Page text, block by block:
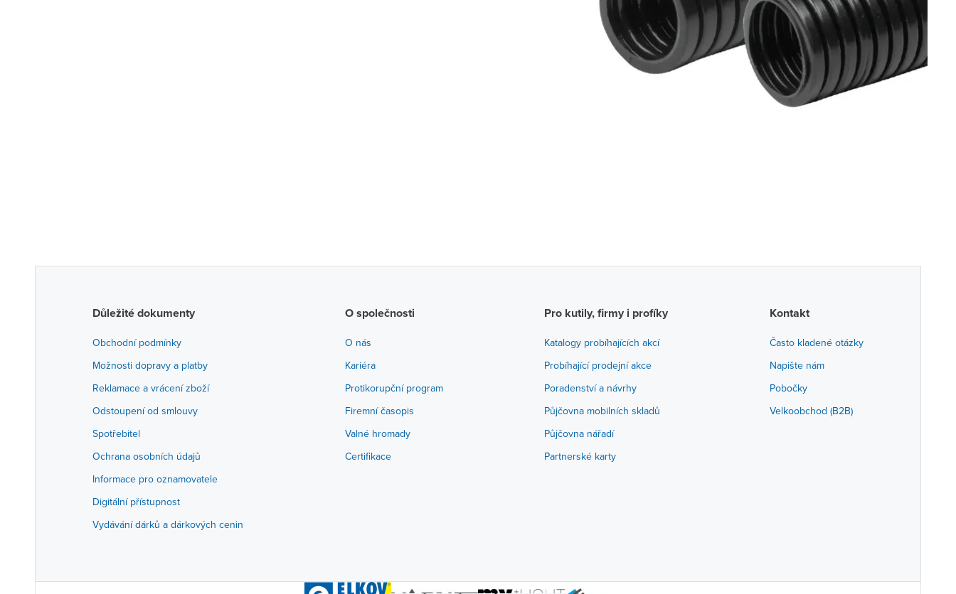
Důležité dokumenty
Obchodní podmínky
Možnosti dopravy a platby
Reklamace a vrácení zboží
Odstoupení od smlouvy
Spotřebitel
Ochrana osobních údajů
Informace pro oznamovatele
Digitální přístupnost
Vydávání dárků a dárkových cenin
O společnosti
O nás
Kariéra
Protikorupční program
Firemní časopis
Valné hromady
Certifikace
Pro kutily, firmy i profíky
Katalogy probíhajících akcí
Probíhající prodejní akce
Poradenství a návrhy
Půjčovna mobilních skladů
Půjčovna nářadí
Partnerské karty
Kontakt
Často kladené otázky
Napište nám
Pobočky
Velkoobchod (B2B)